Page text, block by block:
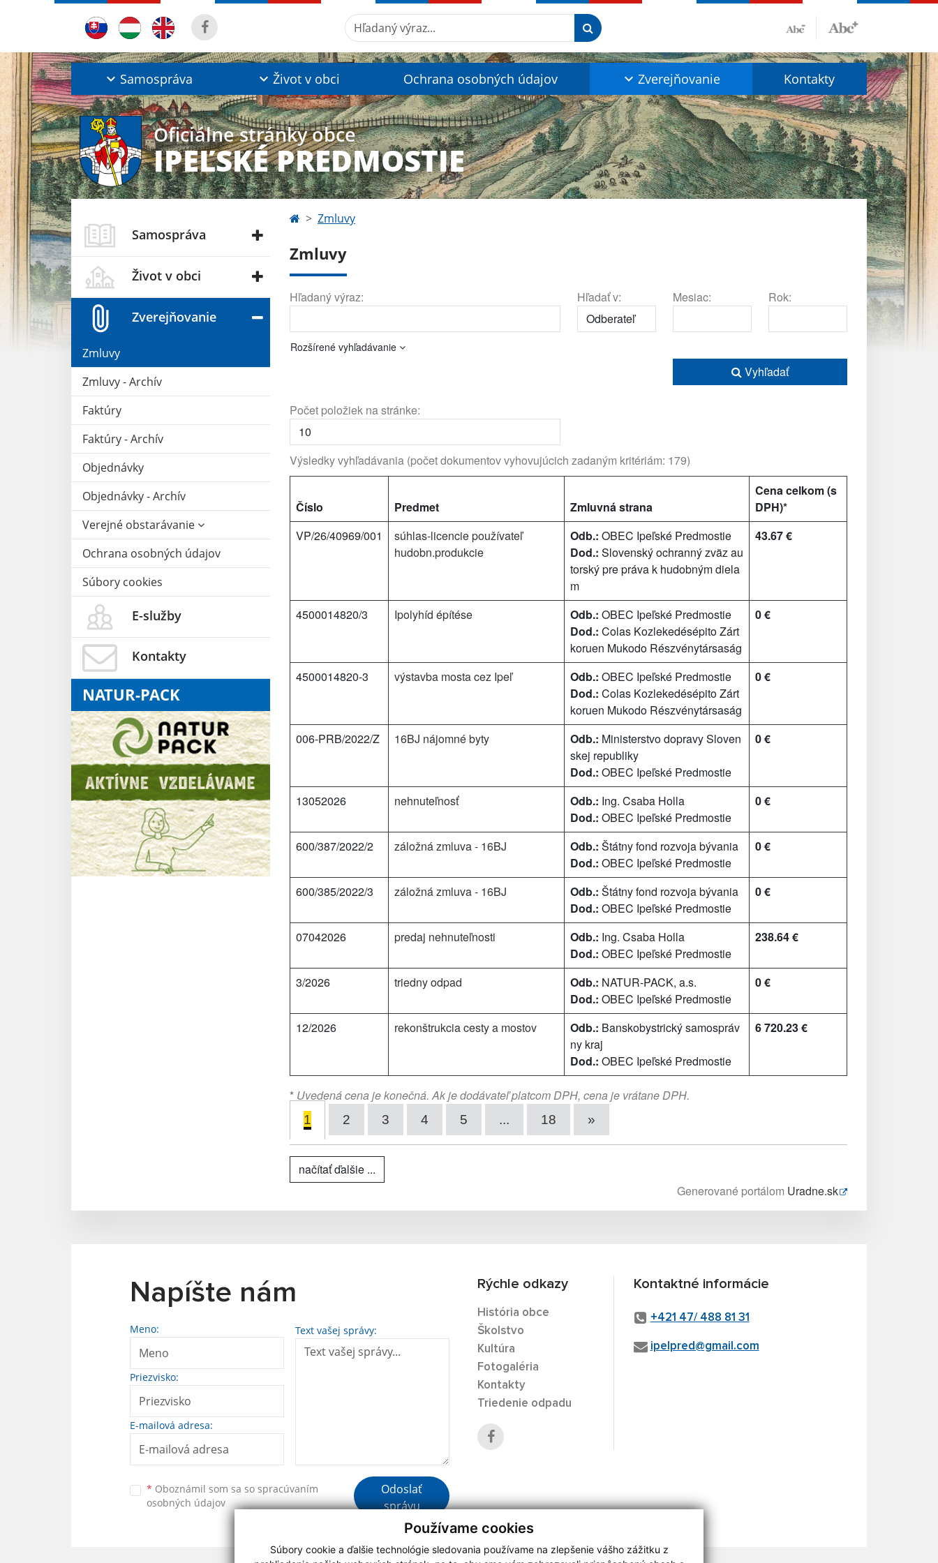
Používame cookies
Súbory cookie a ďalšie technológie sledovania používame na zlepšenie vášho zážitku z
Hľadaný výraz...
Samospráva Život v obci Ochrana osobných údajov Zverejňovanie Kontakty
Oficiálne stránky obce
IPEĽSKÉ PREDMOSTIE
Samospráva
Život v obci
Zverejňovanie
Zmluvy
Zmluvy - Archív
Faktúry
Faktúry - Archív
Objednávky
Objednávky - Archív
Verejné obstarávanie
Ochrana osobných údajov
Súbory cookies
E-služby
Kontakty
NATUR-PACK
Zmluvy
Zmluvy
Hľadaný výraz: Hľadať v: Mesiac: Rok:
Rozšírené vyhľadávanie
Vyhľadať
Počet položiek na stránke:
Výsledky vyhľadávania (počet dokumentov vyhovujúcich zadaným kritériám: 179)
Číslo Predmet Zmluvná strana
Cena celkom (s
DPH)*
VP/26/40969/001
súhlas-licencie používateľ
hudobn.produkcie
Odb.: OBEC Ipeľské Predmostie
Dod.: Slovenský ochranný zväz au
torský pre práva k hudobným diela
m
43.67 €
4500014820/3 Ipolyhíd építése Odb.: OBEC Ipeľské Predmostie
Dod.: Colas Kozlekedésépito Zárt
koruen Mukodo Részvénytársaság
0 €
4500014820-3 výstavba mosta cez Ipeľ Odb.: OBEC Ipeľské Predmostie
Dod.: Colas Kozlekedésépito Zárt
koruen Mukodo Részvénytársaság
0 €
006-PRB/2022/Z 16BJ nájomné byty Odb.: Ministerstvo dopravy Sloven
skej republiky
Dod.: OBEC Ipeľské Predmostie
0 €
13052026 nehnuteľnosť Odb.: Ing. Csaba Holla
Dod.: OBEC Ipeľské Predmostie
0 €
600/387/2022/2 záložná zmluva - 16BJ Odb.: Štátny fond rozvoja bývania
Dod.: OBEC Ipeľské Predmostie
0 €
600/385/2022/3 záložná zmluva - 16BJ Odb.: Štátny fond rozvoja bývania
Dod.: OBEC Ipeľské Predmostie
0 €
07042026 predaj nehnuteľnosti Odb.: Ing. Csaba Holla
Dod.: OBEC Ipeľské Predmostie
238.64 €
3/2026 triedny odpad Odb.: NATUR-PACK, a.s.
Dod.: OBEC Ipeľské Predmostie
0 €
12/2026 rekonštrukcia cesty a mostov Odb.: Banskobystrický samospráv
ny kraj
Dod.: OBEC Ipeľské Predmostie
6 720.23 €
* Uvedená cena je konečná. Ak je dodávateľ platcom DPH, cena je vrátane DPH.
1 2 3 4 5 ... 18 »
načítať ďalšie ...
Generované portálom Uradne.sk
Napíšte nám
Meno:
Priezvisko:
E-mailová adresa:
Text vašej správy:
* Oboznámil som sa so spracúvaním
osobných údajov
Odoslať
správu
Rýchle odkazy
História obce
Školstvo
Kultúra
Fotogaléria
Kontakty
Triedenie odpadu
Kontaktné informácie
+421 47/ 488 81 31
ipelpred@gmail.com